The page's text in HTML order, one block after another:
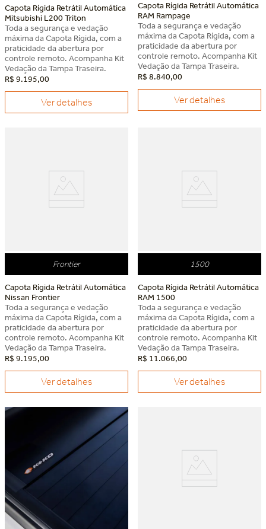
Capota Rígida Retrátil Automática
Mitsubishi L200 Triton
Toda a segurança e vedação
máxima da Capota Rígida, com a
praticidade da abertura por
controle remoto. Acompanha Kit
Vedação da Tampa Traseira.
R$ 9.195,00
Ver detalhes
Capota Rígida Retrátil Automática
RAM Rampage
Toda a segurança e vedação
máxima da Capota Rígida, com a
praticidade da abertura por
controle remoto. Acompanha Kit
Vedação da Tampa Traseira.
R$ 8.840,00
Ver detalhes
Frontier
Capota Rígida Retrátil Automática
Nissan Frontier
Toda a segurança e vedação
máxima da Capota Rígida, com a
praticidade da abertura por
controle remoto. Acompanha Kit
Vedação da Tampa Traseira.
R$ 9.195,00
Ver detalhes
1500
Capota Rígida Retrátil Automática
RAM 1500
Toda a segurança e vedação
máxima da Capota Rígida, com a
praticidade da abertura por
controle remoto. Acompanha Kit
Vedação da Tampa Traseira.
R$ 11.066,00
Ver detalhes